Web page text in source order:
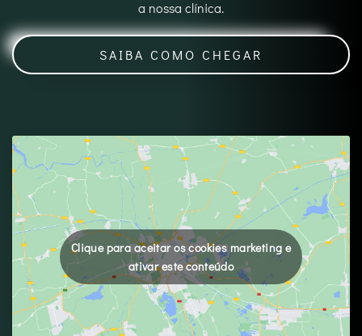
a nossa clínica.
SAIBA COMO CHEGAR
Clique para aceitar os cookies marketing e
ativar este conteúdo